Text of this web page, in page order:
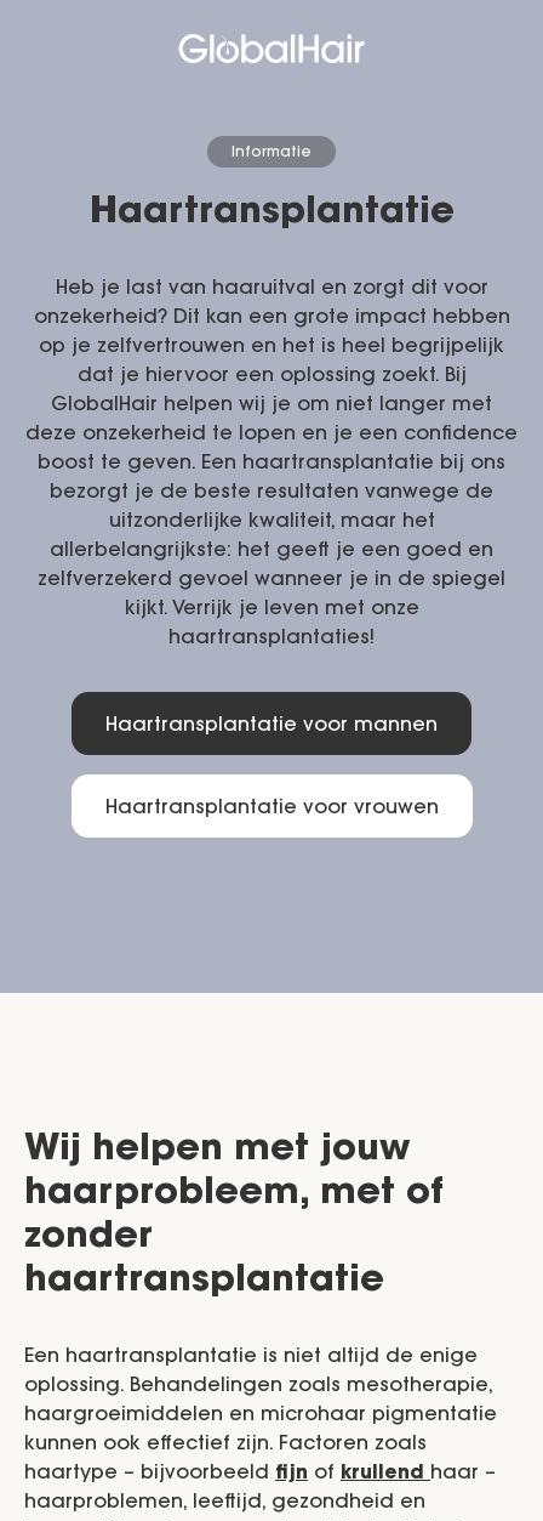
Informatie
Haartransplantatie
Heb je last van haaruitval en zorgt dit voor
onzekerheid? Dit kan een grote impact hebben
op je zelfvertrouwen en het is heel begrijpelijk
dat je hiervoor een oplossing zoekt. Bij
GlobalHair helpen wij je om niet langer met
deze onzekerheid te lopen en je een confidence
boost te geven. Een haartransplantatie bij ons
bezorgt je de beste resultaten vanwege de
uitzonderlijke kwaliteit, maar het
allerbelangrijkste: het geeft je een goed en
zelfverzekerd gevoel wanneer je in de spiegel
kijkt. Verrijk je leven met onze
haartransplantaties!
Haartransplantatie voor mannen
Haartransplantatie voor vrouwen
Wij helpen met jouw
haarprobleem, met of
zonder
haartransplantatie
Een haartransplantatie is niet altijd de enige
oplossing. Behandelingen zoals mesotherapie,
haargroeimiddelen en microhaar pigmentatie
kunnen ook effectief zijn. Factoren zoals
haartype – bijvoorbeeld fijn of krullend
haar –
haarproblemen, leeftijd, gezondheid en